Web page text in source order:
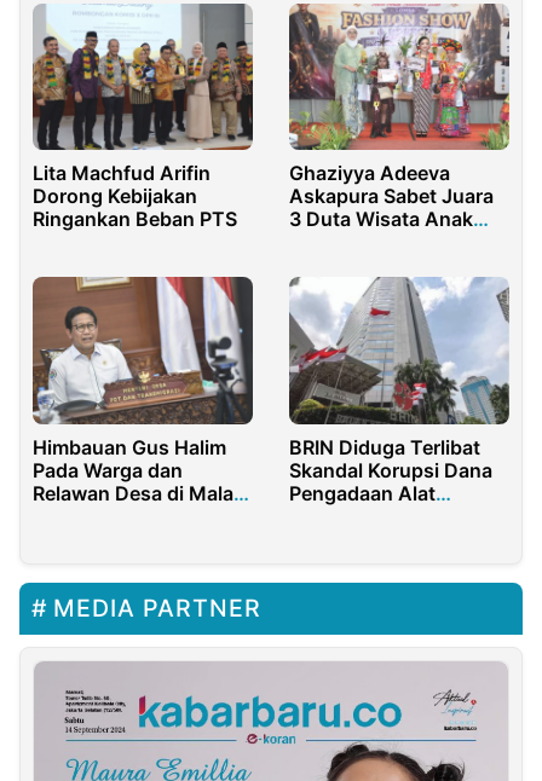
Lita Machfud Arifin
Dorong Kebijakan
Ringankan Beban PTS
Ghaziyya Adeeva
Askapura Sabet Juara
3 Duta Wisata Anak
Nusantara
Himbauan Gus Halim
Pada Warga dan
Relawan Desa di Malam
BRIN Diduga Terlibat
Skandal Korupsi Dana
Pengadaan Alat
MEDIA PARTNER